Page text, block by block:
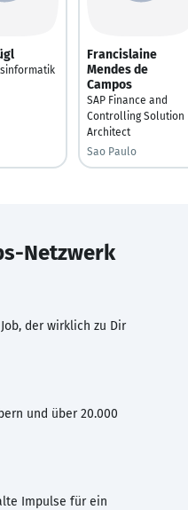
Francislaine
Mendes de
Campos
SAP Finance and
Controlling Solution
Architect
Sao Paulo
Netzwerk
der wirklich zu Dir
und über 20.000
Impulse für ein